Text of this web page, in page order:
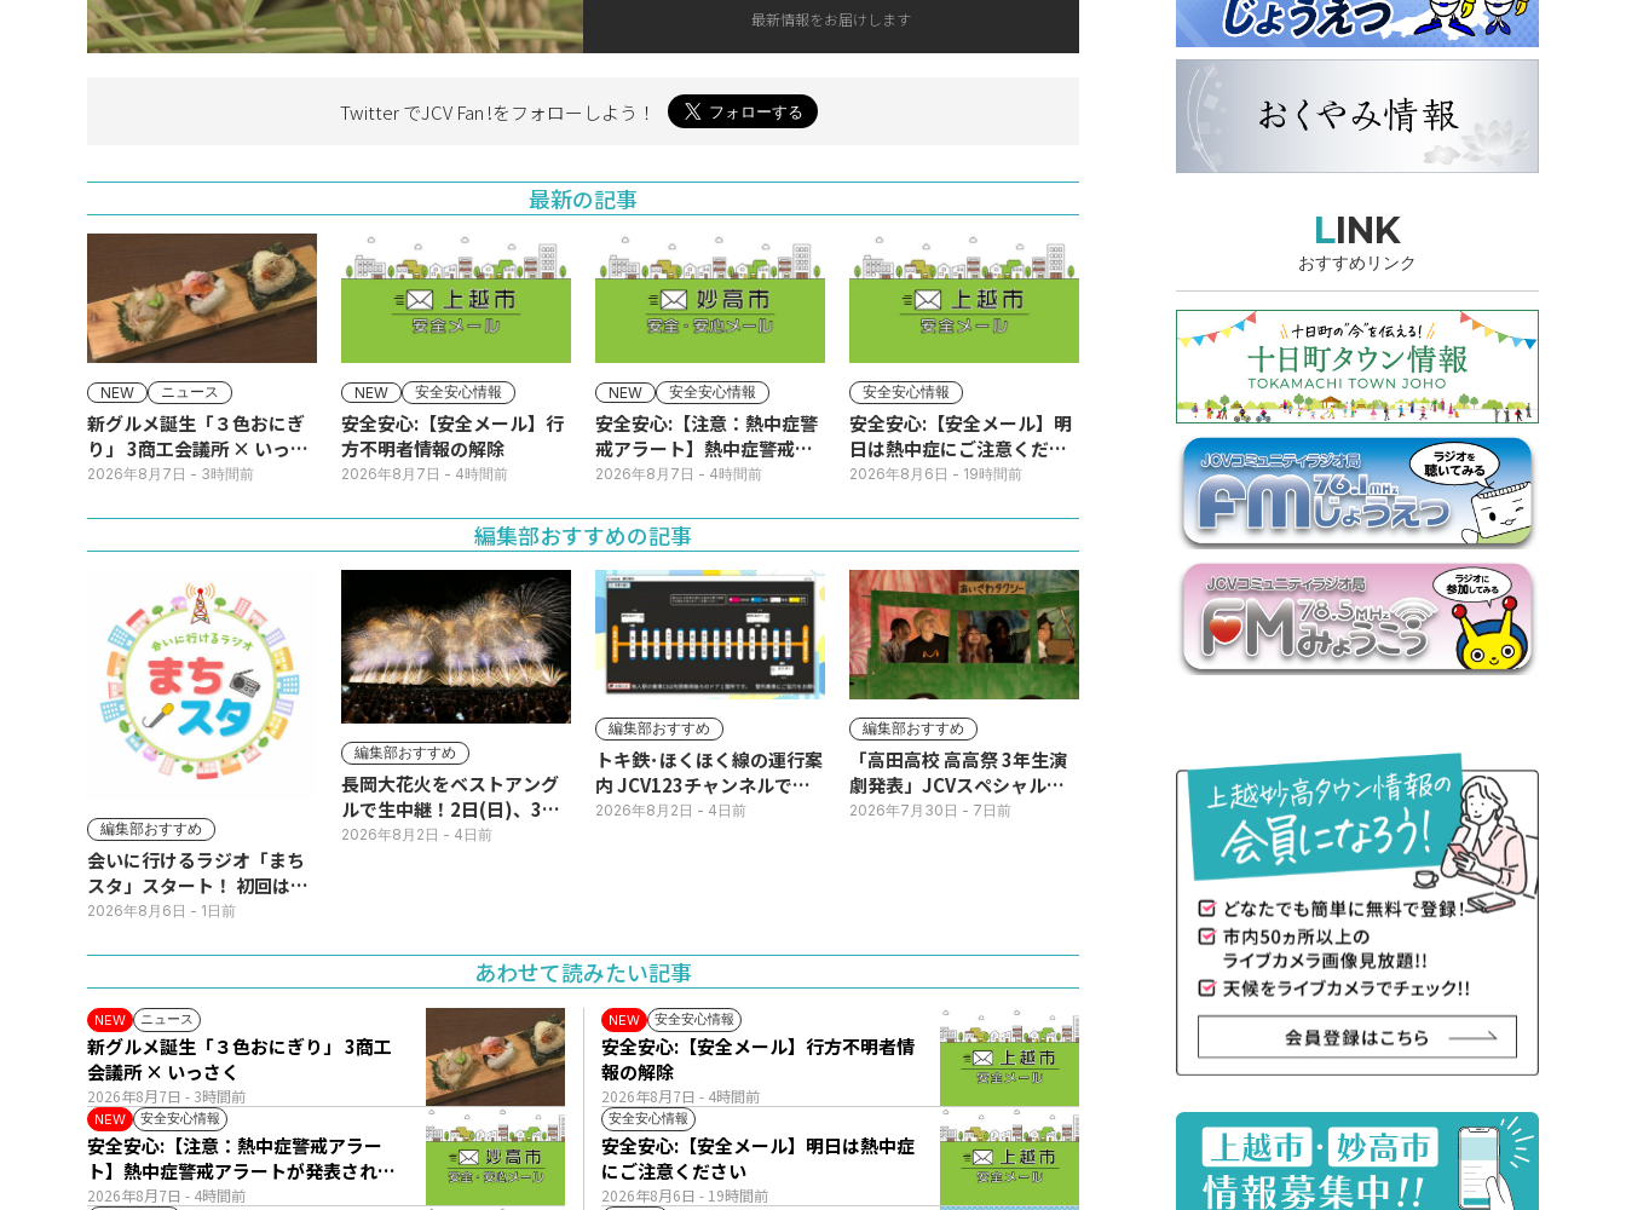
最新情報をお届けします
Twitter でJCV Fan !をフォローしよう！
最新の記事
NEW ニュース
新グルメ誕生「３色おにぎ
り」 3商工会議所 × いっさ
く
2026年8月7日 - 3時間前
NEW 安全安心情報
安全安心:【安全メール】行
方不明者情報の解除
2026年8月7日 - 4時間前
NEW 安全安心情報
安全安心:【注意：熱中症警
戒アラート】熱中症警戒ア
ラートが発表されていま
2026年8月7日 - 4時間前
安全安心情報
安全安心:【安全メール】明
日は熱中症にご注意くださ
い
2026年8月6日 - 19時間前
編集部おすすめの記事
編集部おすすめ
会いに行けるラジオ「まち
スタ」スタート！ 初回は11
日(火･祝) 公開生放送
2026年8月6日 - 1日前
編集部おすすめ
長岡大花火をベストアング
ルで生中継！2日(日)、3日
(月)
2026年8月2日 - 4日前
編集部おすすめ
トキ鉄･ほくほく線の運行案
内 JCV123チャンネルで平
日毎朝表示
2026年8月2日 - 4日前
編集部おすすめ
「高田高校 高高祭 3年生演
劇発表」JCVスペシャルで
放送中！
2026年7月30日 - 7日前
あわせて読みたい記事
NEW ニュース
2026年8月7日 - 3時間前
新グルメ誕生「３色おにぎり」 3商工
会議所 × いっさく
NEW 安全安心情報
2026年8月7日 - 4時間前
安全安心:【安全メール】行方不明者情
報の解除
NEW 安全安心情報
2026年8月7日 - 4時間前
安全安心:【注意：熱中症警戒アラー
ト】熱中症警戒アラートが発表されて
います。
安全安心情報
2026年8月6日 - 19時間前
安全安心:【安全メール】明日は熱中症
にご注意ください
LINK
おすすめリンク